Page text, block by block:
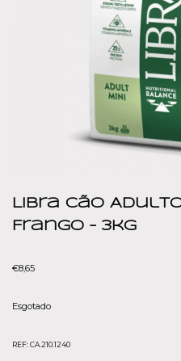
Libra Cão
Frango – 3kg
€8,65
Esgotado
REF:CA.210.1240